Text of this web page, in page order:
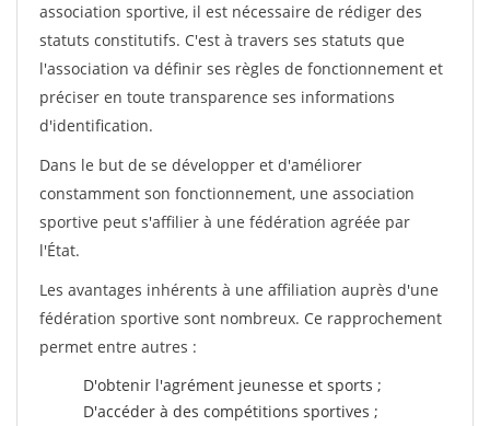
association sportive, il est nécessaire de rédiger des
statuts constitutifs. C'est à travers ses statuts que
l'association va définir ses règles de fonctionnement et
préciser en toute transparence ses informations
d'identification.
Dans le but de se développer et d'améliorer
constamment son fonctionnement, une association
sportive peut s'affilier à une fédération agréée par
l'État.
Les avantages inhérents à une affiliation auprès d'une
fédération sportive sont nombreux. Ce rapprochement
permet entre autres :
D'obtenir l'agrément jeunesse et sports ;
D'accéder à des compétitions sportives ;